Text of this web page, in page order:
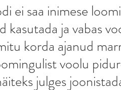
ei saa inimese
kasutada ja vabas
korda ajanud
voolu
julges